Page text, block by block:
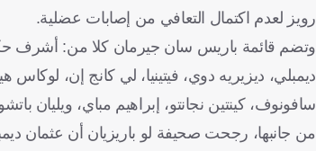
رويز لعدم اكتمال التعافي من إصابات عضلية.
وتضم قائمة باريس سان جيرمان كلا من: أشرف
ديمبلي، ديزيريه دوي، فيتينيا، لي كانج إن، لوكاس
سافونوف، كينتين نجانتو، إبراهيم مباي، ويليان
من جانبها، رجحت صحيفة لو باريزيان أن عثمان